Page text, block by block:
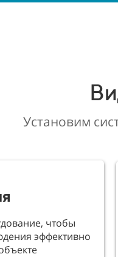
Установим
чтобы
эффективно